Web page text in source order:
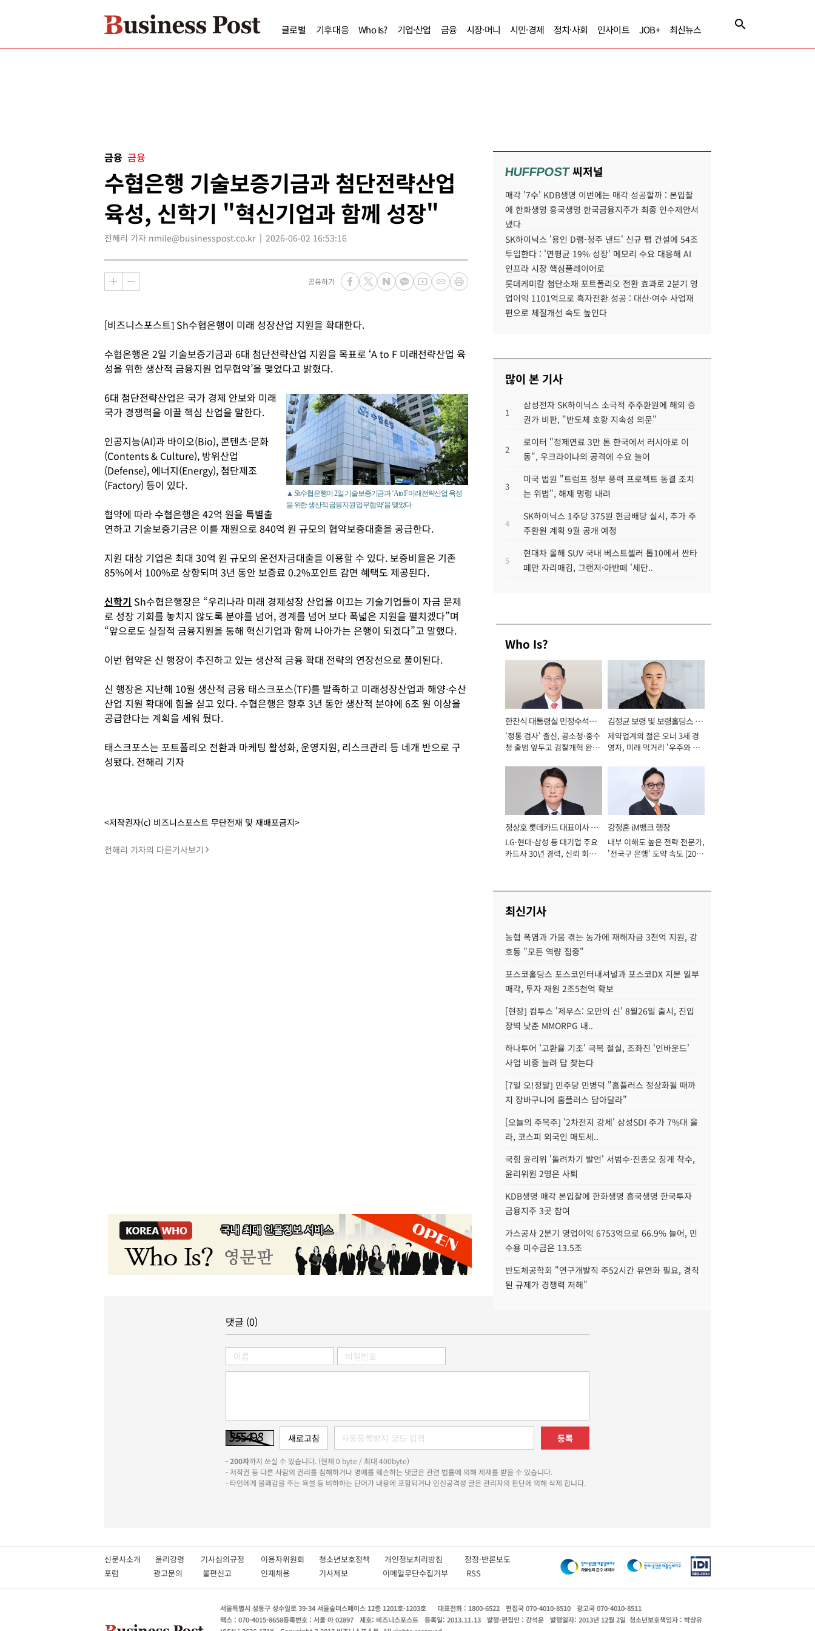
글로벌 기후대응 Who Is? 기업·산업 금융 시장·머니 시민·경제 정치·사회 인사이트 JOB+ 최신뉴스
금융 금융
수협은행 기술보증기금과 첨단전략산업
육성, 신학기 "혁신기업과 함께 성장"
전해리 기자 nmile@businesspost.co.kr 2026-06-02 16:53:16
공유하기
[비즈니스포스트] Sh수협은행이 미래 성장산업 지원을 확대한다.
수협은행은 2일 기술보증기금과 6대 첨단전략산업 지원을 목표로 ‘A to F 미래전략산업 육
성을 위한 생산적 금융지원 업무협약’을 맺었다고 밝혔다.
▲ Sh수협은행이 2일 기술보증기금과 ‘A to F 미래전략산업 육성
을 위한 생산적 금융지원 업무협약’을 맺었다.
6대 첨단전략산업은 국가 경제 안보와 미래
국가 경쟁력을 이끌 핵심 산업을 말한다.
인공지능(AI)과 바이오(Bio), 콘텐츠ᐧ문화
(Contents & Culture), 방위산업
(Defense), 에너지(Energy), 첨단제조
(Factory) 등이 있다.
협약에 따라 수협은행은 42억 원을 특별출
연하고 기술보증기금은 이를 재원으로 840억 원 규모의 협약보증대출을 공급한다.
지원 대상 기업은 최대 30억 원 규모의 운전자금대출을 이용할 수 있다. 보증비율은 기존
85%에서 100%로 상향되며 3년 동안 보증료 0.2%포인트 감면 혜택도 제공된다.
신학기 Sh수협은행장은 “우리나라 미래 경제성장 산업을 이끄는 기술기업들이 자금 문제
로 성장 기회를 놓치지 않도록 분야를 넘어, 경계를 넘어 보다 폭넓은 지원을 펼치겠다”며
“앞으로도 실질적 금융지원을 통해 혁신기업과 함께 나아가는 은행이 되겠다”고 말했다.
이번 협약은 신 행장이 추진하고 있는 생산적 금융 확대 전략의 연장선으로 풀이된다.
신 행장은 지난해 10월 생산적 금융 태스크포스(TF)를 발족하고 미래성장산업과 해양ᐧ수산
산업 지원 확대에 힘을 싣고 있다. 수협은행은 향후 3년 동안 생산적 분야에 6조 원 이상을
공급한다는 계획을 세워 뒀다.
태스크포스는 포트폴리오 전환과 마케팅 활성화, 운영지원, 리스크관리 등 네개 반으로 구
성됐다. 전해리 기자
<저작권자(c) 비즈니스포스트 무단전재 및 재배포금지>
전해리 기자의 다른기사보기
HUFFPOST씨저널
매각 '7수' KDB생명 이번에는 매각 성공할까 : 본입찰
에 한화생명 흥국생명 한국금융지주가 최종 인수제안서
냈다
SK하이닉스 '용인 D램-청주 낸드' 신규 팹 건설에 54조
투입한다 : '연평균 19% 성장' 메모리 수요 대응해 AI
인프라 시장 핵심플레이어로
롯데케미칼 첨단소재 포트폴리오 전환 효과로 2분기 영
업이익 1101억으로 흑자전환 성공 : 대산·여수 사업재
편으로 체질개선 속도 높인다
많이 본 기사
1
삼성전자 SK하이닉스 소극적 주주환원에 해외 증
권가 비판, "반도체 호황 지속성 의문"
2
로이터 "정제연료 3만 톤 한국에서 러시아로 이
동", 우크라이나의 공격에 수요 늘어
3
미국 법원 "트럼프 정부 풍력 프로젝트 동결 조치
는 위법", 해제 명령 내려
4
SK하이닉스 1주당 375원 현금배당 실시, 추가 주
주환원 계획 9월 공개 예정
5
현대차 올해 SUV 국내 베스트셀러 톱10에서 싼타
페만 자리매김, 그랜저·아반떼 '세단..
Who Is?
한찬식 대통령실 민정수석비
서관
'정통 검사' 출신, 공소청·중수
청 출범 앞두고 검찰개혁 완수
김정균 보령 및 보령홀딩스 대
표이사 사장
제약업계의 젊은 오너 3세 경
영자, 미래 먹거리 '우주와 헬
정상호 롯데카드 대표이사 사
장
LG·현대·삼성 등 대기업 주요
카드사 30년 경력, 신뢰 회복
강정훈 iM뱅크 행장
내부 이해도 높은 전략 전문가,
'전국구 은행' 도약 속도 [2026
최신기사
농협 폭염과 가뭄 겪는 농가에 재해자금 3천억 지원, 강
호동 "모든 역량 집중"
포스코홀딩스 포스코인터내셔널과 포스코DX 지분 일부
매각, 투자 재원 2조5천억 확보
[현장] 컴투스 '제우스: 오만의 신' 8월26일 출시, 진입
장벽 낮춘 MMORPG 내..
하나투어 '고환율 기조' 극복 절실, 조좌진 '인바운드'
사업 비중 늘려 답 찾는다
[7일 오!정말] 민주당 민병덕 "홈플러스 정상화될 때까
지 장바구니에 홈플러스 담아달라"
[오늘의 주목주] '2차전지 강세' 삼성SDI 주가 7%대 올
라, 코스피 외국인 매도세..
국힘 윤리위 '돌려차기 발언' 서범수·진종오 징계 착수,
윤리위원 2명은 사퇴
KDB생명 매각 본입찰에 한화생명 흥국생명 한국투자
금융지주 3곳 참여
가스공사 2분기 영업이익 6753억으로 66.9% 늘어, 민
수용 미수금은 13.5조
반도체공학회 "연구개발직 주52시간 유연화 필요, 경직
된 규제가 경쟁력 저해"
댓글 (0)
등록
-200자까지 쓰실 수 있습니다. (현재 0 byte / 최대 400byte)
- 저작권 등 다른 사람의 권리를 침해하거나 명예를 훼손하는 댓글은 관련 법률에 의해 제재를 받을 수 있습니다.
- 타인에게 불쾌감을 주는 욕설 등 비하하는 단어가 내용에 포함되거나 인신공격성 글은 관리자의 판단에 의해 삭제 합니다.
신문사소개 윤리강령 기사심의규정 이용자위원회 청소년보호정책 개인정보처리방침 정정·반론보도
포럼
광고문의 불편신고 인재채용 기사제보 이메일무단수집거부 RSS
서울특별시 성동구 성수일로 39-34 서울숲더스페이스 12층 1201호-1203호 대표전화 : 1800-6522 편집국 070-4010-8510
광고국 070-4010-8511
팩스 : 070-4015-8658등록번호 : 서울 아 02897 제호: 비즈니스포스트 등록일: 2013.11.13 발행·편집인 : 강석운 발행일자: 2013년 12월 2일 청소년보호책임자 : 박상유